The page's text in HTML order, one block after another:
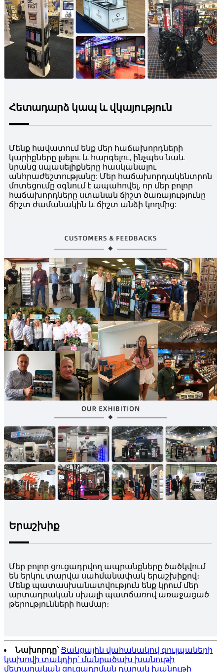
Հետադարձ կապ և վկայություն
Մենք հավատում ենք մեր հաճախորդների
կարիքները լսելու և հարգելու, ինչպես նաև
նրանց սպասելիքները հասկանալու
անհրաժեշտությանը: Մեր հաճախորդակենտրոն
մոտեցումը օգնում է ապահովել, որ մեր բոլոր
հաճախորդները ստանան ճիշտ ծառայությունը
ճիշտ ժամանակին և ճիշտ անձի կողմից:
Երաշխիք
Մեր բոլոր ցուցադրվող ապրանքները ծածկվում
են երկու տարվա սահմանափակ երաշխիքով։
Մենք պատասխանատվություն ենք կրում մեր
արտադրական սխալի պատճառով առաջացած
թերությունների համար։
Նախորդը՝ Ցանցային վահանակով գուլպաների
կախովի տակդիր՝ մանրածախ խանութի
մետաղական ցուցադրման դարակ խանութի